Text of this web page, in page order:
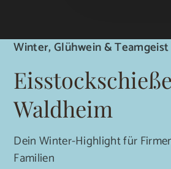
Winter, Glühwein & Teamgeist
Waldheim
Dein Winter-Highlight für
Familien